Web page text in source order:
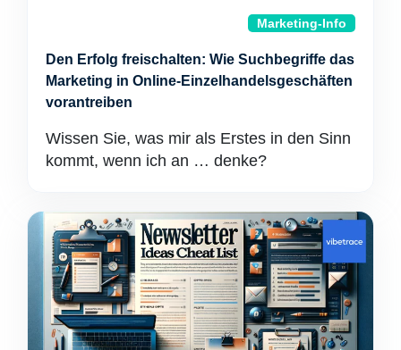
Marketing-Info
Den Erfolg freischalten: Wie Suchbegriffe das
Marketing in Online-Einzelhandelsgeschäften
vorantreiben
Wissen Sie, was mir als Erstes in den Sinn
kommt, wenn ich an … denke?